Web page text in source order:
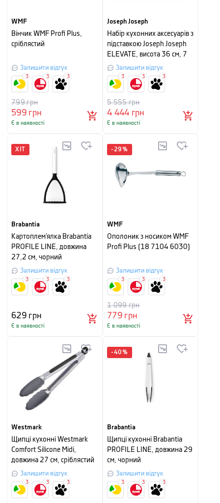
WMF
Вінчик WMF Profi Plus,
сріблястий
Залишити відгук
599грн
799грн
Є в наявності
3 3 3
Joseph Joseph
Набір кухонних аксесуарів з
підставкою Joseph Joseph
ELEVATE, висота 36 см, 7
предметів, зелений
Залишити відгук
4 444 грн
5 555грн
Є в наявності
3 3 3
ХІТ
Brabantia
Картоплем’ялка Brabantia
PROFILE LINE, довжина
27,2 см, чорний
Залишити відгук
629грн
Є в наявності
3 3 3
-29 %
WMF
Ополоник з носиком WMF
Profi Plus (18 7104 6030)
Залишити відгук
779грн
1 099грн
Є в наявності
3 3 3
Westmark
Щипці кухонні Westmark
Comfort Silicone Midi,
довжина 27 см, сріблястий
Залишити відгук
3 3 3
-40 %
Brabantia
Щипці кухонні Brabantia
PROFILE LINE, довжина 29
см, чорний
Залишити відгук
3 3 3